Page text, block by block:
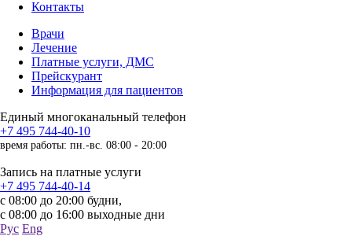
Контакты
Врачи
Лечение
Платные услуги, ДМС
Прейскурант
Информация для пациентов
Единый многоканальный телефон
+7 495 744-40-10
время работы: пн.-вс. 08:00 - 20:00
Запись на платные услуги
+7 495 744-40-14
с 08:00 до 20:00 будни,
с 08:00 до 16:00 выходные дни
Рус Eng